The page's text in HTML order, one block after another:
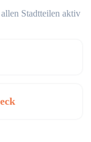
Stadtteilen aktiv